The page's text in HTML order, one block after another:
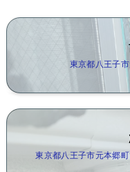
東京都八王子
東京都八王子市元本郷